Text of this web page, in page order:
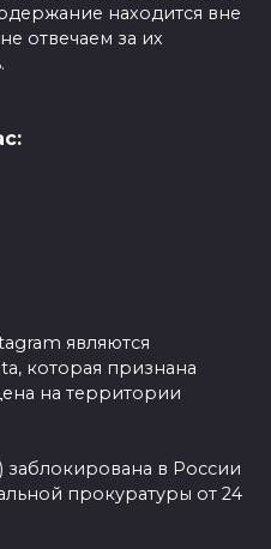
находится вне
отвечаем за их
являются
которая признана
на территории
заблокирована в России
прокуратуры от 24